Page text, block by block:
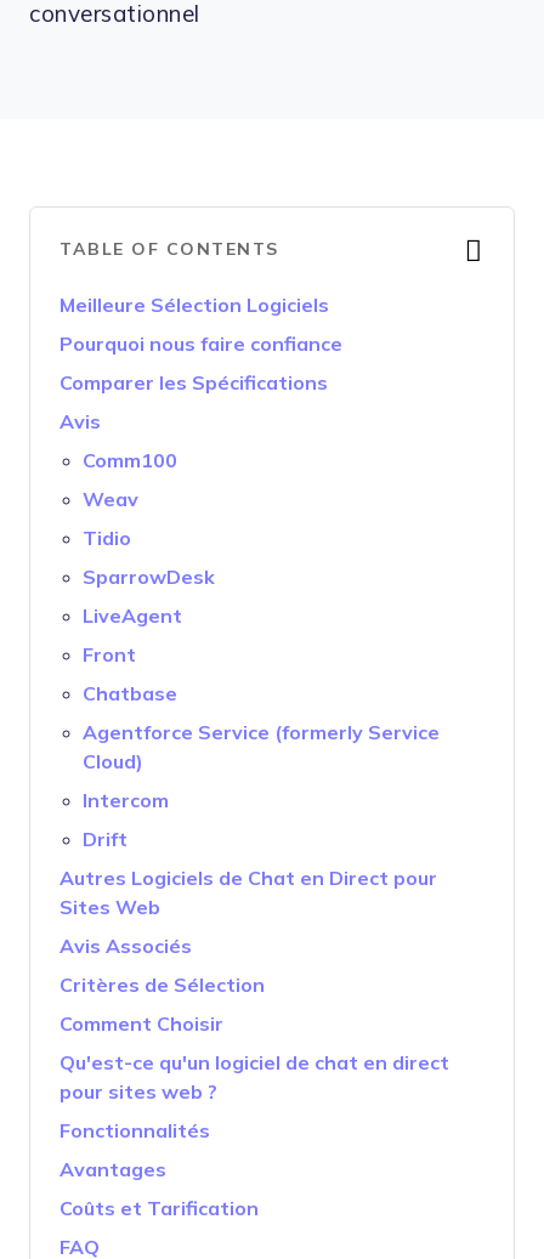
conversationnel
TABLE OF CONTENTS
Meilleure Sélection Logiciels
Pourquoi nous faire confiance
Comparer les Spécifications
Avis
Comm100
Weav
Tidio
SparrowDesk
LiveAgent
Front
Chatbase
Agentforce Service (formerly Service
Cloud)
Intercom
Drift
Autres Logiciels de Chat en Direct pour
Sites Web
Avis Associés
Critères de Sélection
Comment Choisir
Qu'est-ce qu'un logiciel de chat en direct
pour sites web ?
Fonctionnalités
Avantages
Coûts et Tarification
FAQ